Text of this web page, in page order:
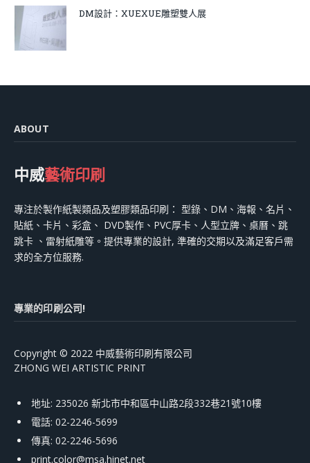
DM設計：XUEXUE雕塑雙人展
ABOUT
中威藝術印刷
專注於製作紙製類品及塑膠類品印刷： 型錄、DM、海報、名片、
貼紙、卡片、彩盒、 DVD製作、PVC厚卡、人型立牌、桌曆、跳
跳卡 、雷射紙雕等。提供專業的設計, 準確的交期以及滿足客戶需
求的全方位服務.
專業的印刷公司!
Copyright © 2022 中威藝術印刷有限公司
ZHONG WEI ARTISTIC PRINT
地址: 235026 新北市中和區中山路2段332巷21號10樓
電話: 02-2246-5699
傳真: 02-2246-5696
print.color@msa.hinet.net